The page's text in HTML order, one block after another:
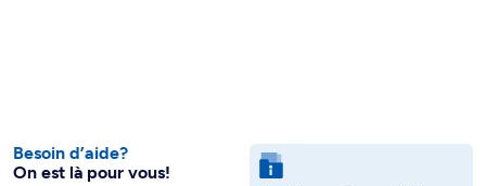
Besoin d’aide?
On est là pour vous!